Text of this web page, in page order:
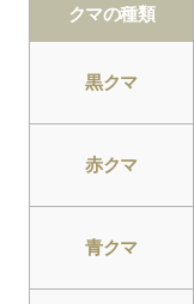
クマの種類
黒クマ
赤クマ
青クマ